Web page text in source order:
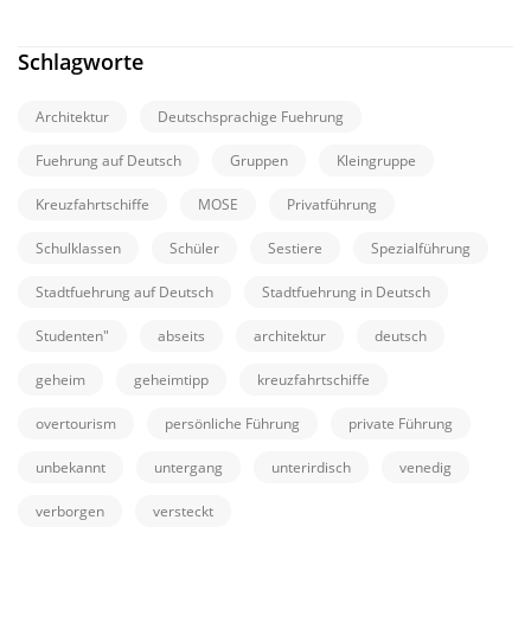
Schlagworte
Architektur Deutschsprachige Fuehrung
Fuehrung auf Deutsch Gruppen Kleingruppe
Kreuzfahrtschiffe MOSE Privatführung
Schulklassen Schüler Sestiere Spezialführung
Stadtfuehrung auf Deutsch Stadtfuehrung in Deutsch
Studenten" abseits architektur deutsch
geheim geheimtipp kreuzfahrtschiffe
overtourism persönliche Führung private Führung
unbekannt untergang unterirdisch venedig
verborgen versteckt